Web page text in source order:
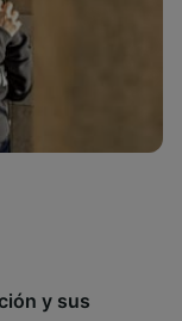
y sus